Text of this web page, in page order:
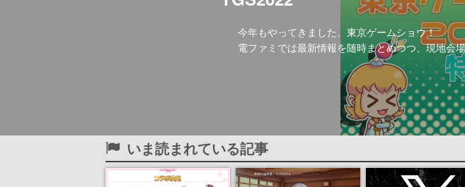
今年もやってきました、東京ゲームショウ！
電ファミでは最新情報を随時まとめつつ、現地会
いま読まれている記事